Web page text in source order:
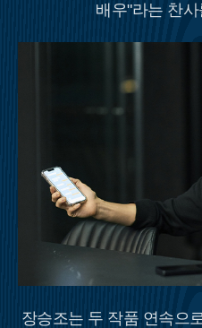
배우"라는 찬
장승조는 두 작품 연속으